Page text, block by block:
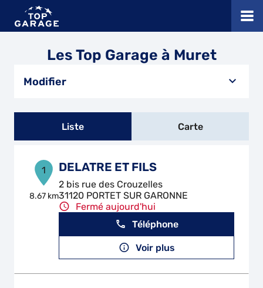
Les Top Garage à Muret
Modifier
Liste Carte
1
8.67 km
DELATRE ET FILS
2 bis rue des Crouzelles
31120 PORTET SUR GARONNE
Fermé aujourd'hui
Téléphone
Voir plus